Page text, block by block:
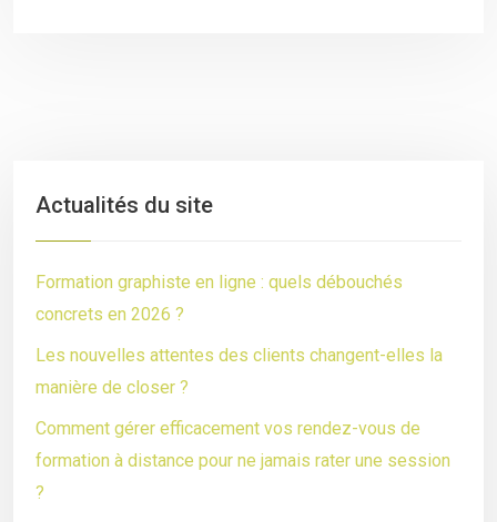
Actualités du site
Formation graphiste en ligne : quels débouchés
concrets en 2026 ?
Les nouvelles attentes des clients changent-elles la
manière de closer ?
Comment gérer efficacement vos rendez-vous de
formation à distance pour ne jamais rater une session
?